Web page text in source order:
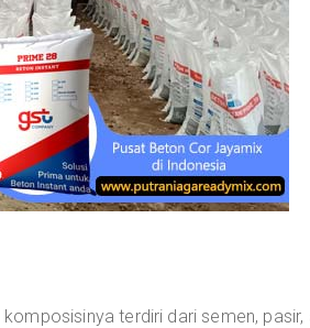
terdiri dari semen, pasir,